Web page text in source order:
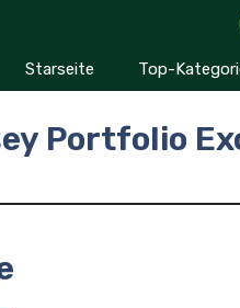
Starseite Top-
Portfolio